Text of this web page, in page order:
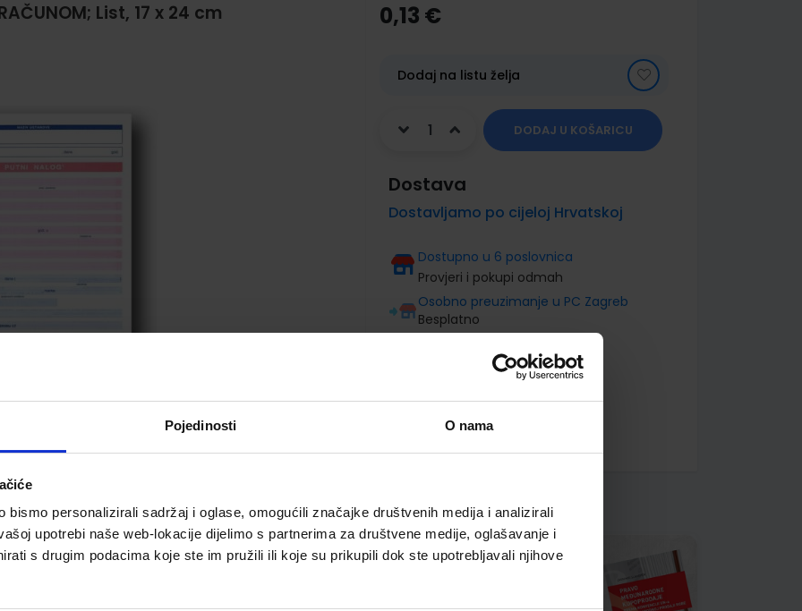
Pojedinosti O nama
bismo personalizirali sadržaj i oglase, omogućili značajke društvenih medija i analizirali
upotrebi naše web-lokacije dijelimo s partnerima za društvene medije, oglašavanje i
s drugim podacima koje ste im pružili ili koje su prikupili dok ste upotrebljavali njihove
List, 17 x 24 cm 0,13 €
Dodaj na listu želja
DODAJ U KOŠARICU
Dostava
Dostavljamo po cijeloj Hrvatskoj
Dostupno u 6 poslovnica
Provjeri i pokupi odmah
Osobno preuzimanje u PC Zagreb
Besplatno
17 x 24 cm